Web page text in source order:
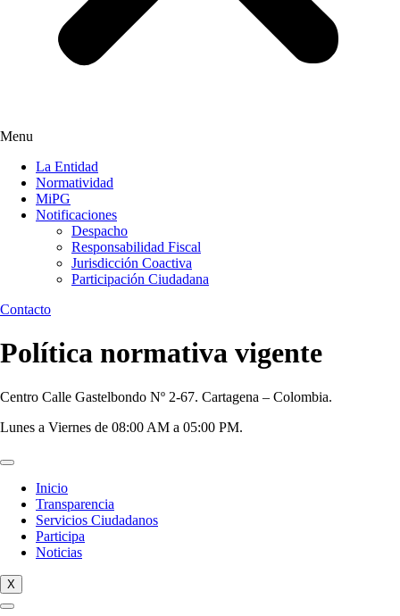
Menu
La Entidad
Normatividad
MiPG
Notificaciones
Despacho
Responsabilidad Fiscal
Jurisdicción Coactiva
Participación Ciudadana
Contacto
Política normativa vigente
Centro Calle Gastelbondo Nº 2-67. Cartagena – Colombia.
Lunes a Viernes de 08:00 AM a 05:00 PM.
Inicio
Transparencia
Servicios Ciudadanos
Participa
Noticias
X